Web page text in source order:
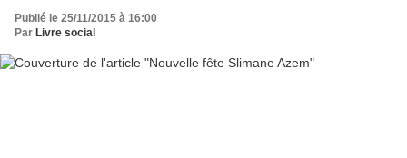
Publié le 25/11/2015 à 16:00
Par Livre social